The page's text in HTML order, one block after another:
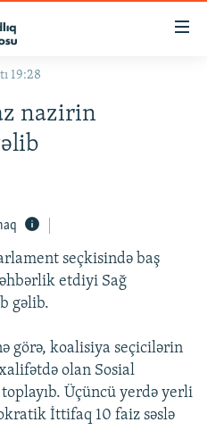
19:28
nazirin
seçkisində baş
etdiyi Sağ
gəlib.
görə, koalisiya seçicilərin
olan Sosial
Üçüncü yerdə yerli
İttifaq 10 faiz səslə